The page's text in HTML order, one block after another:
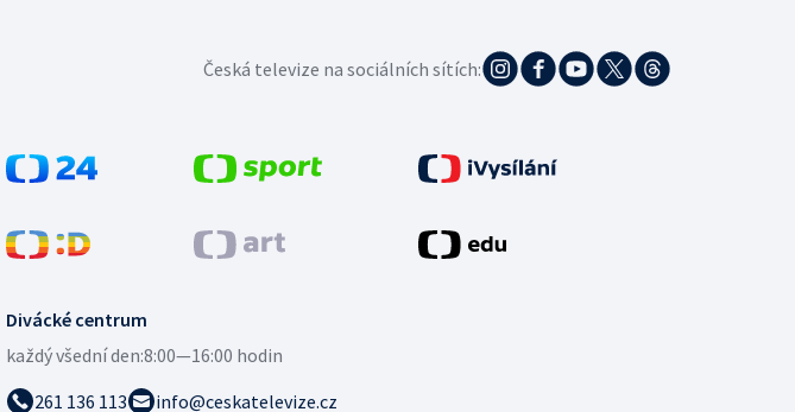
Divácké centrum
každý všední den:8:00—16:00 hodin
261 136 113
info@ceskatelevize.cz
Česká televize na sociálních sítích: